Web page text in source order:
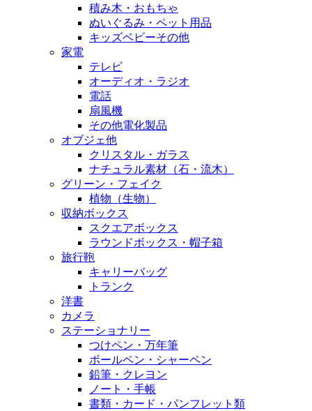
積み木・おもちゃ
ぬいぐるみ・ペット用品
キッズベビーその他
家電
テレビ
オーディオ・ラジオ
電話
扇風機
その他電化製品
オブジェ他
クリスタル・ガラス
ナチュラル素材（石・流木）
グリーン・フェイク
植物（生物）
収納ボックス
スクエアボックス
ラウンドボックス・帽子箱
旅行鞄
キャリーバッグ
トランク
洋書
カメラ
ステーショナリー
つけペン・万年筆
ボールペン・シャーペン
鉛筆・クレヨン
ノート・手帳
書類・カード・パンフレット類